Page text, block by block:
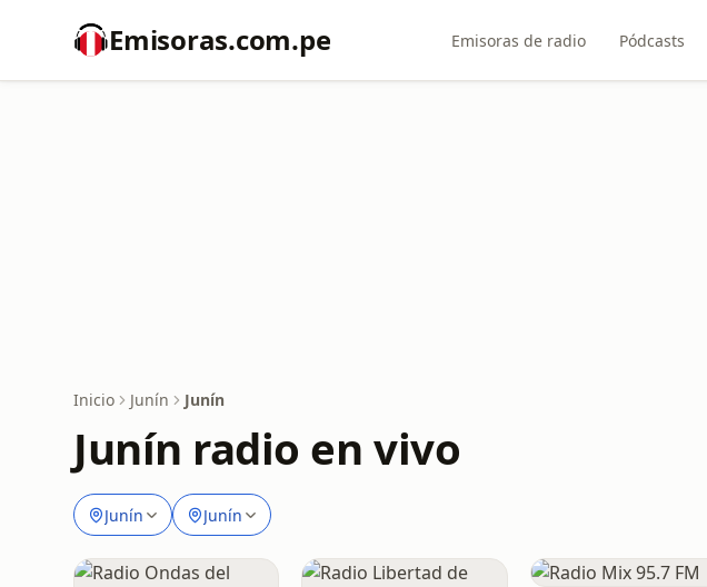
Emisoras.com.pe Emisoras de radio Pódcasts
Inicio Junín Junín
Junín radio en vivo
Junín Junín